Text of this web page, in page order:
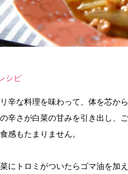
シピ
辛な料理を味わって、体を芯か
辛さが白菜の甘みを引き出し、
感もたまりません。
にトロミがついたらゴマ油を加